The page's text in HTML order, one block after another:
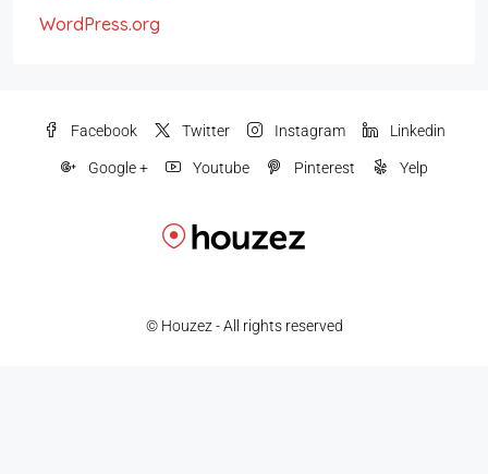
WordPress.org
Facebook Twitter Instagram Linkedin
Google + Youtube Pinterest Yelp
© Houzez - All rights reserved